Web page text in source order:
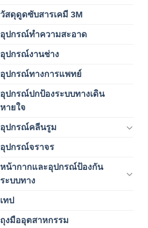
วัสดุดูดซับสารเคมี 3M
อุปกรณ์ทำความสะอาด
อุปกรณ์งานช่าง
อุปกรณ์ทางการแพทย์
อุปกรณ์ปกป้องระบบทางเดิน
หายใจ
อุปกรณ์คลีนรูม
อุปกรณ์จราจร
หน้ากากและอุปกรณ์ป้องกัน
ระบบทาง
เทป
ถุงมืออุตสาหกรรม